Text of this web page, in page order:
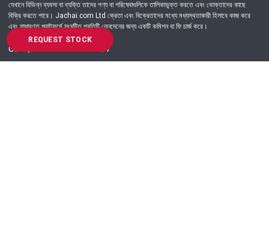
REQUEST STOCK
যেখানে বিভিন্ন ব্যবসা বা ব্যক্তি তাদের পণ্য বা পরিষেবাগুলিকে তালিকাভুক্ত করতে এবং ভোক্তাদের কাছে
বিক্রি করতে পারে। Jachai.com Ltd ক্রেতা এবং বিক্রেতাদের মধ্যে মধ্যস্থতাকারী হিসাবে কাজ করে
এবং সাধারণত প্ল্যাটফর্মে সংঘটিত প্রতিটি লেনদেনের জন্য একটি কমিশন বা ফি চার্জ করে।
Got Question? Call us 24/7